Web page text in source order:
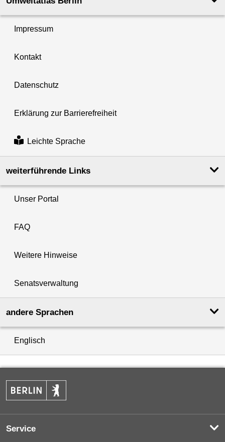
Impressum
Kontakt
Datenschutz
Erklärung zur Barrierefreiheit
Leichte Sprache
weiterführende Links
Unser Portal
FAQ
Weitere Hinweise
Senatsverwaltung
andere Sprachen
Englisch
Service